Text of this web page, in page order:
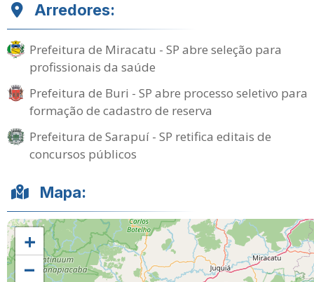
Arredores:
Prefeitura de Miracatu - SP abre seleção para
profissionais da saúde
Prefeitura de Buri - SP abre processo seletivo para
formação de cadastro de reserva
Prefeitura de Sarapuí - SP retifica editais de
concursos públicos
Mapa:
+
−